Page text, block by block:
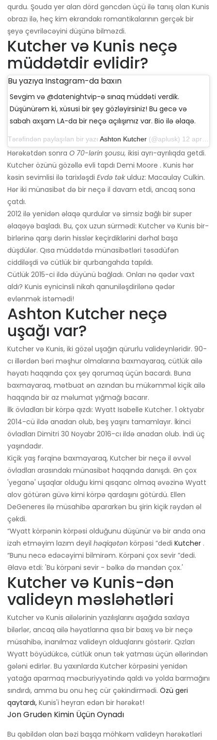
qurdu. Şouda yer alan dörd gəncdən üçü ilə tanış olan Kunis
obrazı ilə, heç kim ekrandakı romantikalarının gerçək bir
şeyə çevriləcəyini düşünə bilməzdi.
Kutcher və Kunis neçə
müddətdir evlidir?
Bu yazıya Instagram-da baxın
Sevgim və @datenightvip-ə sınaq müddəti verdik.
Düşünürəm ki, xüsusi bir şey gözləyirsiniz! Bu gecə və
sabah axşam LA-da bir neçə açılışımız var. Bio ilə əlaqə.
Tərəfindən paylaşılan bir yazı Ashton Kutcher (@aplusk) 12 aprel 2019-cu il, saat 14: 50-də PDT
Hərəkətdən sonra O 70-lərin şousu, ikisi ayrı-ayrılıqda getdi.
Kutcher özünü gözəllə evli tapdı Demi Moore . Kunis hər
kəsin sevimlisi ilə tarixləşdi Evdə təkulduz: Macaulay Culkin.
Hər iki münasibət də bir neçə il davam etdi, ancaq sona
çatdı.
2012 ilə yenidən əlaqə qurdular və simsiz bağlı bir super
əlaqəyə başladı. Bu, çox uzun sürmədi: Kutcher və Kunis bir-
birlərinə qarşı dərin hisslər keçirdiklərini dərhal başa
düşdülər. Qısa müddətdə münasibətləri təsadüfən
ciddiləşdi və cütlük bir qurbangahda tapıldı.
Cütlük 2015-ci ildə düyünü bağladı. Onları nə qədər vaxt
aldı? Kunis eynicinsli nikah qanuniləşdirilənə qədər
evlənmək istəmədi!
Ashton Kutcher neçə
uşağı var?
Kutcher və Kunis, iki gözəl uşağın qürurlu valideynləridir. 90-
cı illərdən bəri məşhur olmalarına baxmayaraq, cütlük ailə
həyatı haqqında çox şey qorumaq üçün bacardı. Buna
baxmayaraq, mətbuat ən azından bu mükəmməl kiçik ailə
haqqında bir az məlumat yığmağı bacarır.
İlk övladları bir körpə qızdı: Wyatt Isabelle Kutcher. 1 oktyabr
2014-cü ildə anadan olub, beş yaşını tamamlayır. İkinci
övladları Dimitri 30 Noyabr 2016-cı ildə anadan olub. İndi üç
yaşındadır.
Kiçik yaş fərqinə baxmayaraq, Kutcher bir neçə il əvvəl
övladları arasındakı münasibət haqqında danışdı. Ən çox
'yeganə' uşaqlar olduğu kimi qısqanc olmaq əvəzinə Wyatt
alov götürən güvə kimi körpə qardaşını götürdü. Ellen
DeGeneres ilə müsahibə apararkən bu şirin kiçik rəydən əl
çəkdi.
“Wyatt körpənin körpəsi olduğunu düşünür və bir anda ona
izah etməyim lazım deyil həqiqətən körpəsi ”dedi Kutcher .
“Bunu necə edəcəyimi bilmirəm. Körpəni çox sevir ”dedi.
Əlavə etdi: 'Bu körpəni sevir - bəlkə də məndən çox.'
Kutcher və Kunis-dən
valideyn məsləhətləri
Kutcher və Kunis ailələrinin yazılışlarını aşağıda saxlaya
bilərlər, ancaq ailə həyatlarına qısa bir baxış və bir neçə
müsahibə, inanılmaz valideyn olduqlarını göstərir. Qızları
Wyatt böyüdükcə, cütlük onun tək yatması üçün əllərindən
gələni edirlər. Bu yaxınlarda Kutcher körpəsini yenidən
yatağa aparmaq məcburiyyətində qaldı və yolda barmağını
sındırdı, amma bu onu heç cür çəkindirmədi. Özü geri
qaytardı, Kunis'i heyran edən bir hərəkət!
Jon Gruden Kimin Üçün Oynadı
Bu qəbildən olan bəzi başqa möhkəm valideyn hərəkətləri